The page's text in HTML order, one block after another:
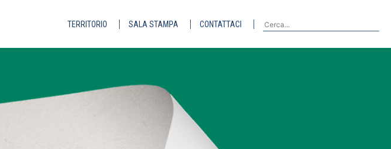
TERRITORIO SALA STAMPA CONTATTACI